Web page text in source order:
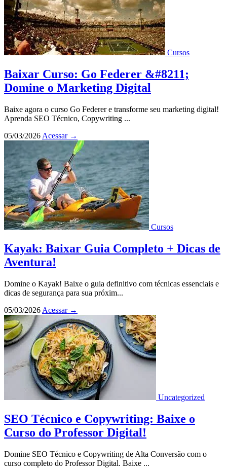
Cursos
Baixar Curso: Go Federer &#8211;
Domine o Marketing Digital
Baixe agora o curso Go Federer e transforme seu marketing digital!
Aprenda SEO Técnico, Copywriting ...
05/03/2026 Acessar →
Cursos
Kayak: Baixar Guia Completo + Dicas de
Aventura!
Domine o Kayak! Baixe o guia definitivo com técnicas essenciais e
dicas de segurança para sua próxim...
05/03/2026 Acessar →
Uncategorized
SEO Técnico e Copywriting: Baixe o
Curso do Professor Digital!
Domine SEO Técnico e Copywriting de Alta Conversão com o
curso completo do Professor Digital. Baixe ...